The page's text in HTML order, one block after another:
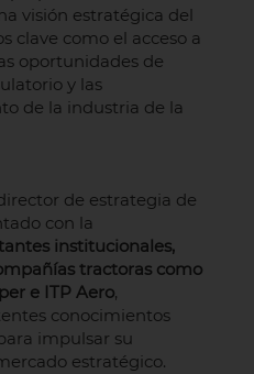
visión estratégica del
clave como el acceso a
oportunidades de
y las
de la industria de la
de estrategia de
con la
institucionales,
tractoras como
e ITP Aero,
conocimientos
impulsar su
estratégico.